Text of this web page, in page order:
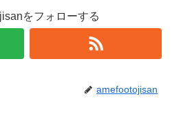
をフォローする
amefootojisan